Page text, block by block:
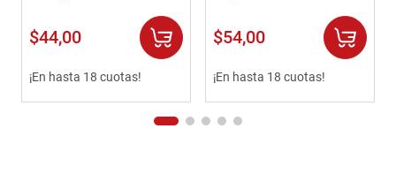
$44,00
¡En hasta 18 cuotas!
$54,00
¡En hasta 18 cuotas!